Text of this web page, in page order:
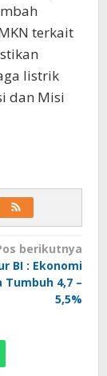
terkait
listrik
dan Misi
berikutnya
BI : Ekonomi
Tumbuh 4,7 –
5,5%